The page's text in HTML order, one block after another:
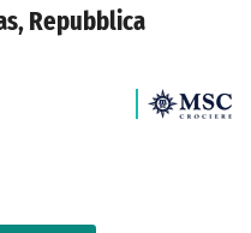
Repubblica